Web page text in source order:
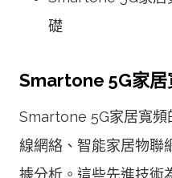
礎
Smartone 5G家居
Smartone 5G家居寬頻
線網絡、智能家居物聯
據分析。這些先進技術